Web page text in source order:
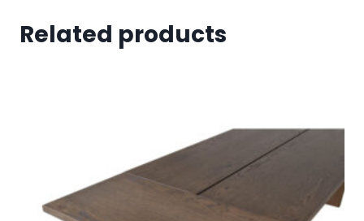
Related products